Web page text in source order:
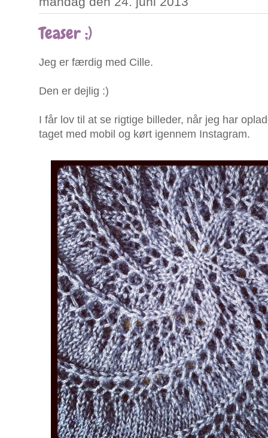
Teaser ;)
Jeg er færdig med Cille.
Den er dejlig :)
I får lov til at se rigtige billeder, når jeg har
taget med mobil og kørt igennem Instagram.